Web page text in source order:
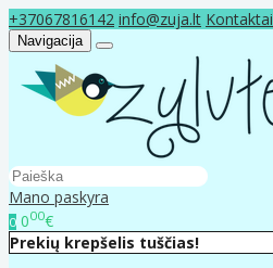
+37067816142 info@zuja.lt Kontaktai
Navigacija
Mano paskyra
0 000€
Prekių krepšelis tuščias!